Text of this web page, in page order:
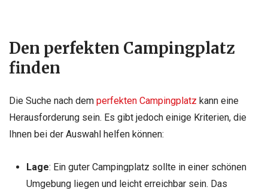
Den perfekten Campingplatz
finden
Die Suche nach dem perfekten Campingplatz kann eine
Herausforderung sein. Es gibt jedoch einige Kriterien, die
Ihnen bei der Auswahl helfen können:
Lage: Ein guter Campingplatz sollte in einer schönen
Umgebung liegen und leicht erreichbar sein. Das